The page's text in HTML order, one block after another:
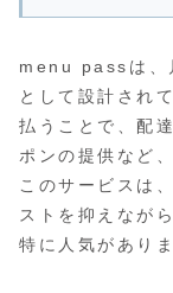
menu passは、
として設計され
払うことで、配
ポンの提供など
このサービスは
ストを抑えなが
特に人気がありま